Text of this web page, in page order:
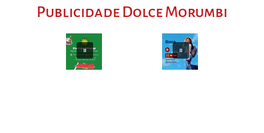
Publicidade Dolce Morumbi